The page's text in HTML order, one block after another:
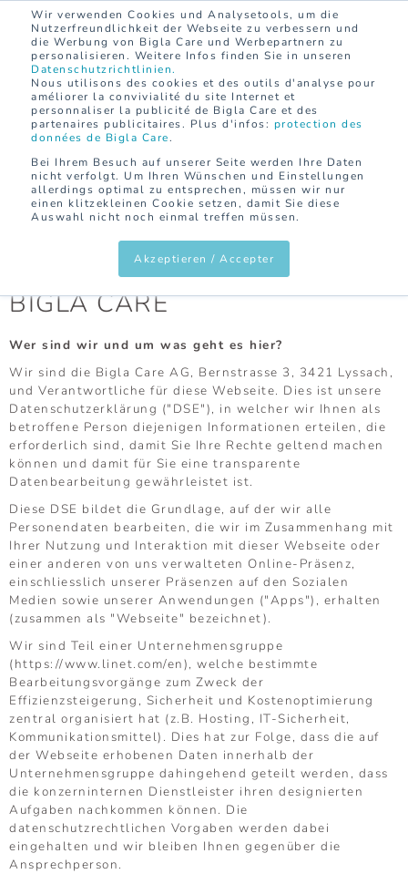
Wir verwenden Cookies und Analysetools, um die
Nutzerfreundlichkeit der Webseite zu verbessern und
die Werbung von Bigla Care und Werbepartnern zu
personalisieren. Weitere Infos finden Sie in unseren
Datenschutzrichtlinien.
Nous utilisons des cookies et des outils d'analyse pour
améliorer la convivialité du site Internet et
personnaliser la publicité de Bigla Care et des
partenaires publicitaires. Plus d'infos: protection des
données de Bigla Care.
Bei Ihrem Besuch auf unserer Seite werden Ihre Daten
nicht verfolgt. Um Ihren Wünschen und Einstellungen
allerdings optimal zu entsprechen, müssen wir nur
einen klitzekleinen Cookie setzen, damit Sie diese
Auswahl nicht noch einmal treffen müssen.
Akzeptieren / Accepter
KONTAKT DE FR
DATENSCHUTZERKLÄRUNG
BIGLA CARE
Wer sind wir und um was geht es hier?
Wir sind die Bigla Care AG, Bernstrasse 3, 3421 Lyssach,
und Verantwortliche für diese Webseite. Dies ist unsere
Datenschutzerklärung ("DSE"), in welcher wir Ihnen als
betroffene Person diejenigen Informationen erteilen, die
erforderlich sind, damit Sie Ihre Rechte geltend machen
können und damit für Sie eine transparente
Datenbearbeitung gewährleistet ist.
Diese DSE bildet die Grundlage, auf der wir alle
Personendaten bearbeiten, die wir im Zusammenhang mit
Ihrer Nutzung und Interaktion mit dieser Webseite oder
einer anderen von uns verwalteten Online-Präsenz,
einschliesslich unserer Präsenzen auf den Sozialen
Medien sowie unserer Anwendungen ("Apps"), erhalten
(zusammen als "Webseite" bezeichnet).
Wir sind Teil einer Unternehmensgruppe
(https://www.linet.com/en), welche bestimmte
Bearbeitungsvorgänge zum Zweck der
Effizienzsteigerung, Sicherheit und Kostenoptimierung
zentral organisiert hat (z.B. Hosting, IT-Sicherheit,
Kommunikationsmittel). Dies hat zur Folge, dass die auf
der Webseite erhobenen Daten innerhalb der
Unternehmensgruppe dahingehend geteilt werden, dass
die konzerninternen Dienstleister ihren designierten
Aufgaben nachkommen können. Die
datenschutzrechtlichen Vorgaben werden dabei
eingehalten und wir bleiben Ihnen gegenüber die
Ansprechperson.